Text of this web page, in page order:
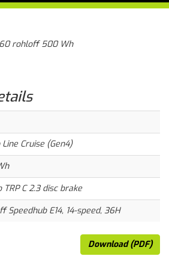
Line Cruise (Gen4)
TRP C 2.3 disc brake
Speedhub E14, 14-speed, 36H
Download (PDF)